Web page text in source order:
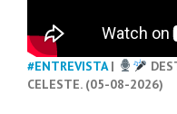
#ENTREVISTA|
CELESTE. (05-08-2026)